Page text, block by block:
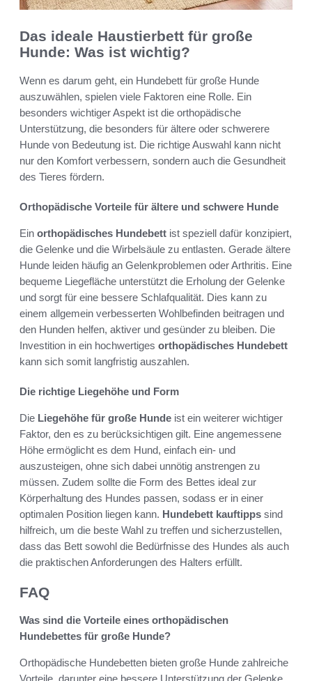
Das ideale Haustierbett für große
Hunde: Was ist wichtig?
Wenn es darum geht, ein Hundebett für große Hunde
auszuwählen, spielen viele Faktoren eine Rolle. Ein
besonders wichtiger Aspekt ist die orthopädische
Unterstützung, die besonders für ältere oder schwerere
Hunde von Bedeutung ist. Die richtige Auswahl kann nicht
nur den Komfort verbessern, sondern auch die Gesundheit
des Tieres fördern.
Orthopädische Vorteile für ältere und schwere Hunde
Ein orthopädisches Hundebett ist speziell dafür konzipiert,
die Gelenke und die Wirbelsäule zu entlasten. Gerade ältere
Hunde leiden häufig an Gelenkproblemen oder Arthritis. Eine
bequeme Liegefläche unterstützt die Erholung der Gelenke
und sorgt für eine bessere Schlafqualität. Dies kann zu
einem allgemein verbesserten Wohlbefinden beitragen und
den Hunden helfen, aktiver und gesünder zu bleiben. Die
Investition in ein hochwertiges orthopädisches Hundebett
kann sich somit langfristig auszahlen.
Die richtige Liegehöhe und Form
Die Liegehöhe für große Hunde ist ein weiterer wichtiger
Faktor, den es zu berücksichtigen gilt. Eine angemessene
Höhe ermöglicht es dem Hund, einfach ein- und
auszusteigen, ohne sich dabei unnötig anstrengen zu
müssen. Zudem sollte die Form des Bettes ideal zur
Körperhaltung des Hundes passen, sodass er in einer
optimalen Position liegen kann. Hundebett kauftipps sind
hilfreich, um die beste Wahl zu treffen und sicherzustellen,
dass das Bett sowohl die Bedürfnisse des Hundes als auch
die praktischen Anforderungen des Halters erfüllt.
FAQ
Was sind die Vorteile eines orthopädischen
Hundebettes für große Hunde?
Orthopädische Hundebetten bieten große Hunde zahlreiche
Vorteile, darunter eine bessere Unterstützung der Gelenke,